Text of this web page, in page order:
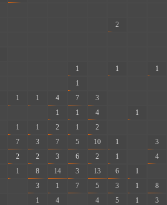
2
1 1
1
1
1 1 4 7 3
1 1 4 1
1 1 2 1 2
7 3 7 5 10 1
3
2 2 3 6 2 1
4
1 8 14 3 13 6 1
3 1 7 5 3 1
8
1 4 4 5 1
3